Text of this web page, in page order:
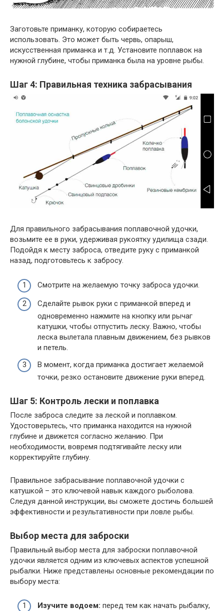
Заготовьте приманку, которую собираетесь
использовать. Это может быть червь, опарыш,
искусственная приманка и т.д. Установите поплавок на
нужной глубине, чтобы приманка была на уровне рыбы.
Шаг 4: Правильная техника забрасывания
Для правильного забрасывания поплавочной удочки,
возьмите ее в руки, удерживая рукоятку удилища сзади.
Подойдя к месту заброса, отведите руку с приманкой
назад, подготовьтесь к забросу.
Смотрите на желаемую точку заброса удочки.
Сделайте рывок руки с приманкой вперед и
одновременно нажмите на кнопку или рычаг
катушки, чтобы отпустить леску. Важно, чтобы
леска вылетала плавным движением, без рывков
и петель.
В момент, когда приманка достигает желаемой
точки, резко остановите движение руки вперед.
Шаг 5: Контроль лески и поплавка
После заброса следите за леской и поплавком.
Удостоверьтесь, что приманка находится на нужной
глубине и движется согласно желанию. При
необходимости, вовремя подтягивайте леску или
корректируйте глубину.
Правильное забрасывание поплавочной удочки с
катушкой – это ключевой навык каждого рыболова.
Следуя данной инструкции, вы сможете достичь большей
эффективности и результативности при ловле рыбы.
Выбор места для заброски
Правильный выбор места для заброски поплавочной
удочки является одним из ключевых аспектов успешной
рыбалки. Ниже представлены основные рекомендации по
выбору места:
Изучите водоем: перед тем как начать рыбалку,